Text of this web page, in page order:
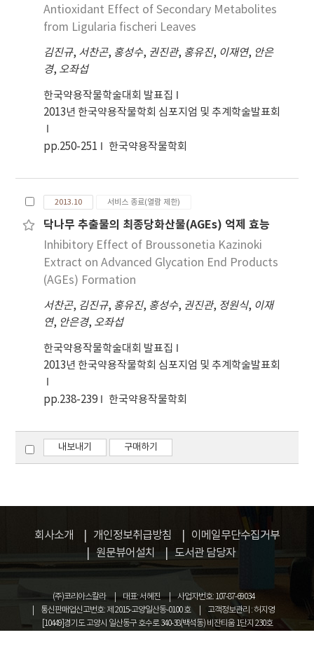
one new benzaldehyde (1) and two new
cycloterpenals (2 and 3) along with five
from the fruits of A. tsao-ko. The structure
and relative stereochemistry were
determined from HRMS, 1D and extensive 2D
NMR techniques as well as by comparison of
Conclusion : These compounds were
Amotsaokonal B (2), Amotsaokonal C (3),
methyl linolenate (4), trans-nerolidol (5),
(2E)-dodecenyl acetate (6), (2E)-dodecenyl
acetate (7), and pyrrole-2-carboxylic acid (8).
All isolates were tested for their inhibitory
activities on LPS-induced nitric oxide
production in RAW264.7 cells.
Antioxidant Effect of Secondary Metabolites
from Ligularia fischeri Leaves
김진규, 서찬곤, 홍성수, 권진관, 홍유진, 이재연, 안은
경, 오좌섭
한국약용작물학술대회 발표집
2013년 한국약용작물학회 심포지엄 및 추계학술발표회
pp.250-251 한국약용작물학회
2013.10 서비스 종료(열람 제한)
닥나무 추출물의 최종당화산물(AGEs) 억제 효능
Inhibitory Effect of Broussonetia Kazinoki
Extract on Advanced Glycation End Products
(AGEs) Formation
서찬곤, 김진규, 홍유진, 홍성수, 권진관, 정원식, 이재
연, 안은경, 오좌섭
한국약용작물학술대회 발표집
2013년 한국약용작물학회 심포지엄 및 추계학술발표회
pp.238-239 한국약용작물학회
내보내기 구매하기
회사소개 개인정보취급방침
이메일무단수집거부
원문뷰어설치
도서관 담당자
(주)코리아스칼라 대표: 서혜진
사업자번호: 107-87-69034
통신판매업신고번호: 제 2015-고양일산동-0100 호
고객정보관리 : 허지영
[10449]경기도 고양시 일산동구 호수로 340-38(백석동) 비잔티움 1단지 230호